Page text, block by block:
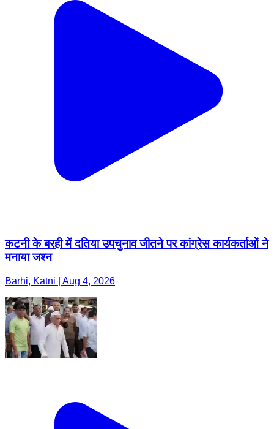
कटनी के बरही में दतिया उपचुनाव जीतने पर कांग्रेस कार्यकर्ताओं ने
मनाया जश्न
Barhi, Katni | Aug 4, 2026